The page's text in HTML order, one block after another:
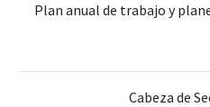
Plan anual de trabajo y
Cabeza de